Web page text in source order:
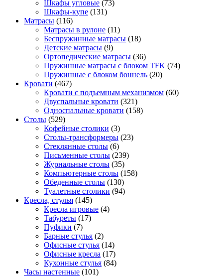
Шкафы угловые (73)
Шкафы-купе (131)
Матрасы (116)
Матрасы в рулоне (11)
Беспружинные матрасы (18)
Детские матрасы (9)
Ортопедические матрасы (36)
Пружинные матрасы с блоком TFK (74)
Пружинные с блоком боннель (20)
Кровати (467)
Кровати с подъемным механизмом (60)
Двуспальные кровати (321)
Односпальные кровати (158)
Столы (529)
Кофейные столики (3)
Столы-трансформеры (23)
Стеклянные столы (6)
Письменные столы (239)
Журнальные столы (35)
Компьютерные столы (158)
Обеденные столы (130)
Туалетные столики (94)
Кресла, стулья (145)
Кресла игровые (4)
Табуреты (17)
Пуфики (7)
Барные стулья (2)
Офисные стулья (14)
Офисные кресла (17)
Кухонные стулья (84)
Часы настенные (101)